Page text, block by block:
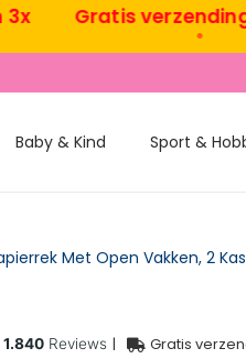
Gratis verzending NL
Baby & Kind Sport &
Met Open Vakken, 2
| Gratis